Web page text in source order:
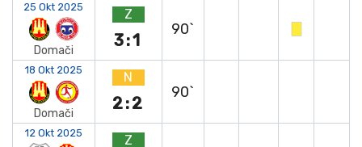
25 Okt 2025
Domači
Z
3:1
90`
18 Okt 2025
Domači
N
2:2
90`
12 Okt 2025 Z